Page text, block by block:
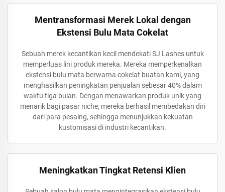
Mentransformasi Merek Lokal dengan
Ekstensi Bulu Mata Cokelat
Sebuah merek kecantikan kecil mendekati SJ Lashes untuk
memperluas lini produk mereka. Mereka memperkenalkan
ekstensi bulu mata berwarna cokelat buatan kami, yang
menghasilkan peningkatan penjualan sebesar 40% dalam
waktu tiga bulan. Dengan menawarkan produk unik yang
menarik bagi pasar niche, mereka berhasil membedakan diri
dari para pesaing, sehingga menunjukkan kekuatan
kustomisasi di industri kecantikan.
Meningkatkan Tingkat Retensi Klien